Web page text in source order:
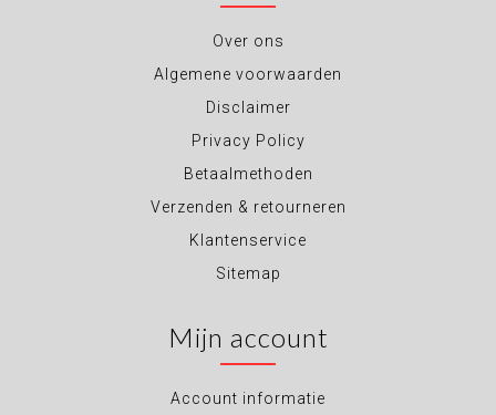
Over ons
Algemene voorwaarden
Disclaimer
Privacy Policy
Betaalmethoden
Verzenden & retourneren
Klantenservice
Sitemap
Mijn account
Account informatie